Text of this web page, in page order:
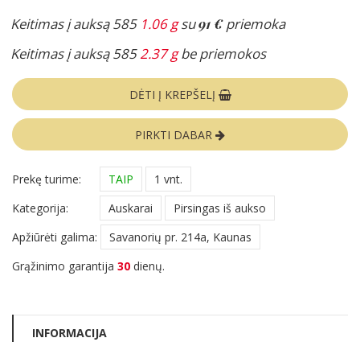
Keitimas į auksą 585 1.06 gsu91 €priemoka
Keitimas į auksą 5852.37 gbe priemokos
DĖTI Į KREPŠELĮ
PIRKTI DABAR
Prekę turime: TAIP
1 vnt.
Kategorija:
Auskarai
Pirsingas iš aukso
Apžiūrėti galima:
Savanorių pr. 214a, Kaunas
Grąžinimo garantija 30 dienų.
INFORMACIJA